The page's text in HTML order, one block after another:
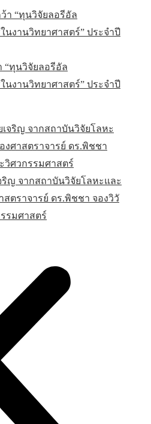
“ทุนวิจัยลอรีอัล
นงานวิทยาศาสตร์” ประจำปี
ริญ จากสถาบันวิจัยโลหะและ
สตราจารย์ ดร.พิชชา จองวิวั
รมศาสตร์